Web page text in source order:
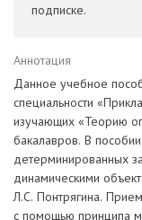
подписке.
Аннотация
Данное учебное
специальности
изучающих «Теорию
бакалавров. В
детерминированных
динамическими
Л.С. Понтрягина.
c помощью принципа